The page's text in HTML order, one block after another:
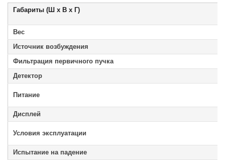
Габариты (Ш x В x Г)
Вес
Источник возбуждения
Фильтрация первичного пучка
Детектор
Питание
Дисплей
Условия эксплуатации
Испытание на падение